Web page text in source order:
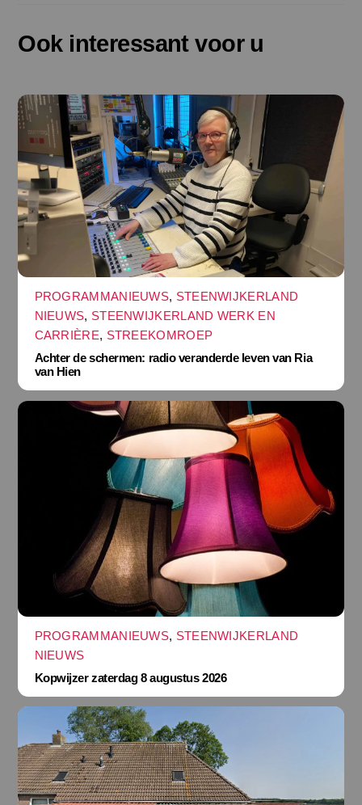
Ook interessant voor u
PROGRAMMANIEUWS, STEENWIJKERLAND
NIEUWS, STEENWIJKERLAND WERK EN
CARRIÈRE, STREEKOMROEP
Achter de schermen: radio veranderde leven van Ria
van Hien
PROGRAMMANIEUWS, STEENWIJKERLAND
NIEUWS
Kopwijzer zaterdag 8 augustus 2026